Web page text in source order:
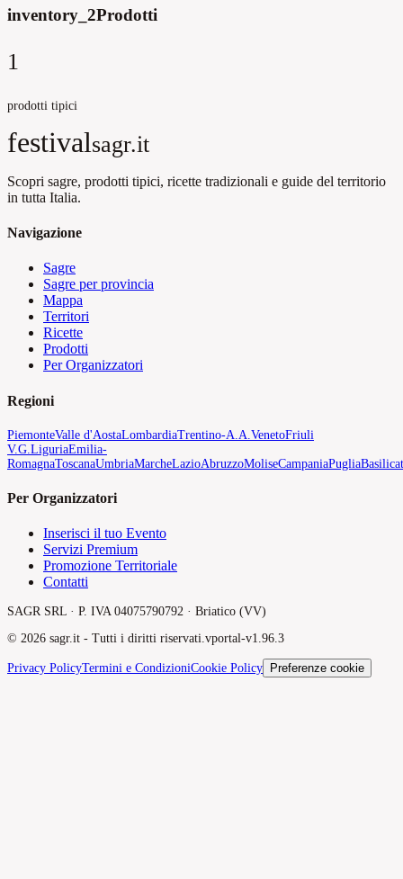
inventory_2Prodotti
1
prodotti tipici
festivalsagr.it
Scopri sagre, prodotti tipici, ricette tradizionali e guide del territorio
in tutta Italia.
Navigazione
Sagre
Sagre per provincia
Mappa
Territori
Ricette
Prodotti
Per Organizzatori
Regioni
PiemonteValle d'AostaLombardiaTrentino-A.A. VenetoFriuli
V.G. LiguriaEmilia-
RomagnaToscanaUmbriaMarcheLazioAbruzzoMoliseCampaniaPuglia
Per Organizzatori
Inserisci il tuo Evento
Servizi Premium
Promozione Territoriale
Contatti
SAGR SRL · P. IVA 04075790792 · Briatico (VV)
© 2026 sagr.it - Tutti i diritti riservati.vportal-v1.96.3
Privacy PolicyTermini e CondizioniCookie Policy Preferenze cookie